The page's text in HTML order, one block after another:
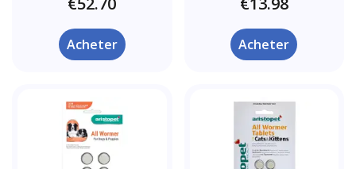
Acheter Acheter